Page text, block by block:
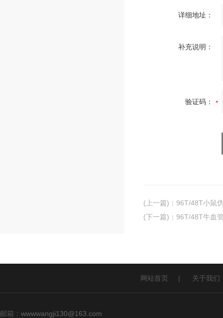
详细地址：
补充说明：
验证码：
(上一篇) ： 96T/48T小鼠
(下一篇) ： 96T/48T牛血
网站首页 | 关于我们
邮箱： wwwwangji130@163.com